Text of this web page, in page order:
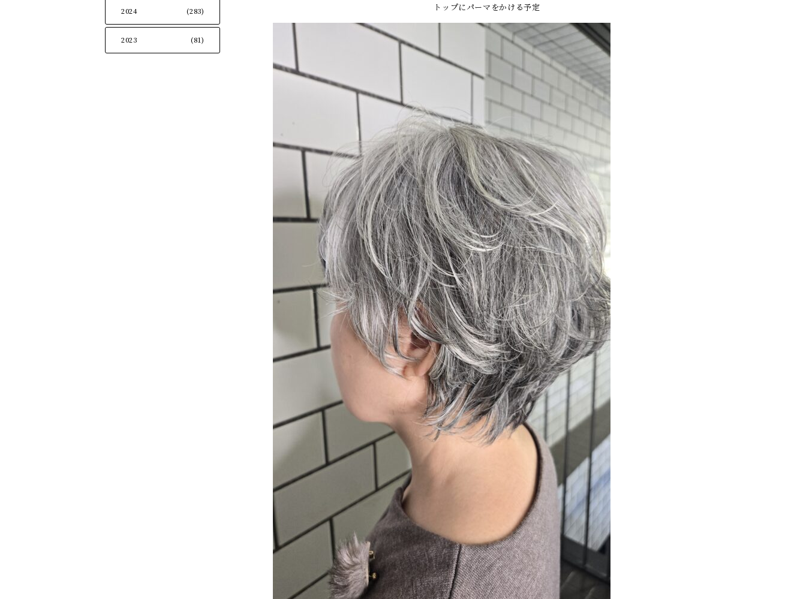
2024 (283)
2023 (81)
トップにパーマをかける予定